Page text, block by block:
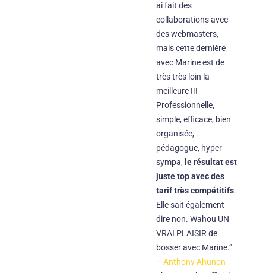
ai fait des
collaborations avec
des webmasters,
mais cette dernière
avec Marine est de
très très loin la
meilleure !!!
Professionnelle,
simple, efficace, bien
organisée,
pédagogue, hyper
sympa, le résultat est
juste top avec des
tarif très compétitifs.
Elle sait également
dire non. Wahou UN
VRAI PLAISIR de
bosser avec Marine.”
–Anthony Ahunon